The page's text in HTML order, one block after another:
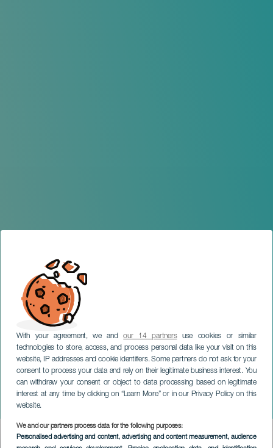
With your agreement, we andour 14 partnersuse cookies or similar
technologies to store, access, and process personal data like your visit on this
website, IP addresses and cookie identifiers. Some partners do not ask for your
consent to process your data and rely on their legitimate business interest. You
can withdraw your consent or object to data processing based on legitimate
interest at any time by clicking on “Learn More” or in our Privacy Policy on this
website.
We and our partners process data for the following purposes:
Personalised advertising and content, advertising and content measurement, audience
Fiestas del Sagrado
Corazón de Jesús
TENERIFE
Imagen